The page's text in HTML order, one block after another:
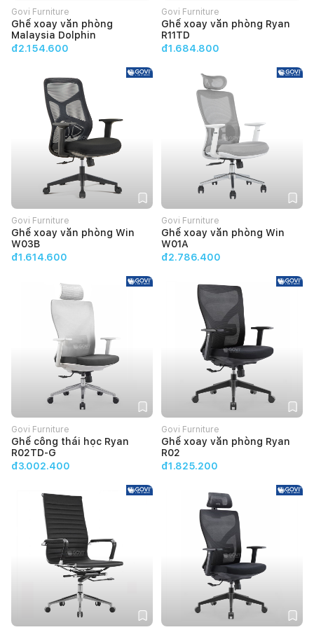
Govi Furniture
Ghế xoay văn phòng
Malaysia Dolphin
đ2.154.600
Govi Furniture
Ghế xoay văn phòng Ryan
R11TD
đ1.684.800
Govi Furniture
Ghế xoay văn phòng Win
W03B
đ1.614.600
Govi Furniture
Ghế xoay văn phòng Win
W01A
đ2.786.400
Govi Furniture
Ghế công thái học Ryan
R02TD-G
đ3.002.400
Govi Furniture
Ghế xoay văn phòng Ryan
R02
đ1.825.200